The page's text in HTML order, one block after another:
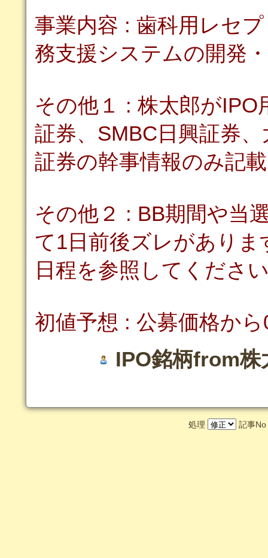
事業内容 : 歯科用レセ
務支援システムの開発
その他１ : 株太郎が
証券、SMBC日興証券
証券の幹事情報のみ記
その他２ : BB期間や当
て1日前後ズレがあり
日程を参照してくださ
初値予想 : 公募価格か
IPO銘柄from株
処理 記事No